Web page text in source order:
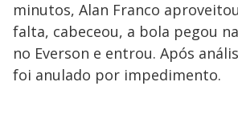
minutos, Alan Franco
falta, cabeceou, a bola pegou
no Everson e entrou. Após
foi anulado por impedimento.